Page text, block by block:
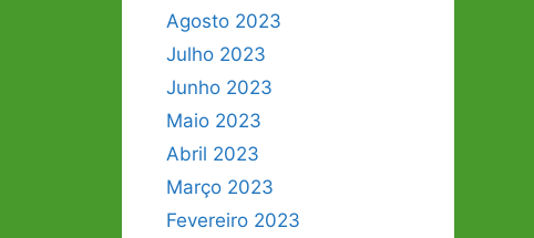
Agosto 2023
Julho 2023
Junho 2023
Maio 2023
Abril 2023
Março 2023
Fevereiro 2023